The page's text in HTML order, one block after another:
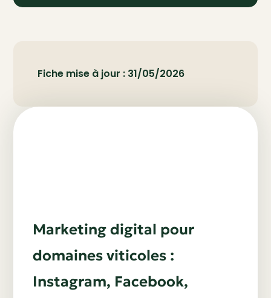
Fiche mise à jour : 31/05/2026
Marketing digital pour
domaines viticoles :
Instagram, Facebook,